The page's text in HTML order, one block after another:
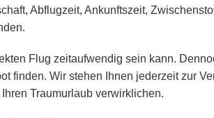
Abflugzeit, Ankunftszeit,
Flug zeitaufwendig sein kann.
finden. Wir stehen Ihnen jederzeit zur
Traumurlaub verwirklichen.